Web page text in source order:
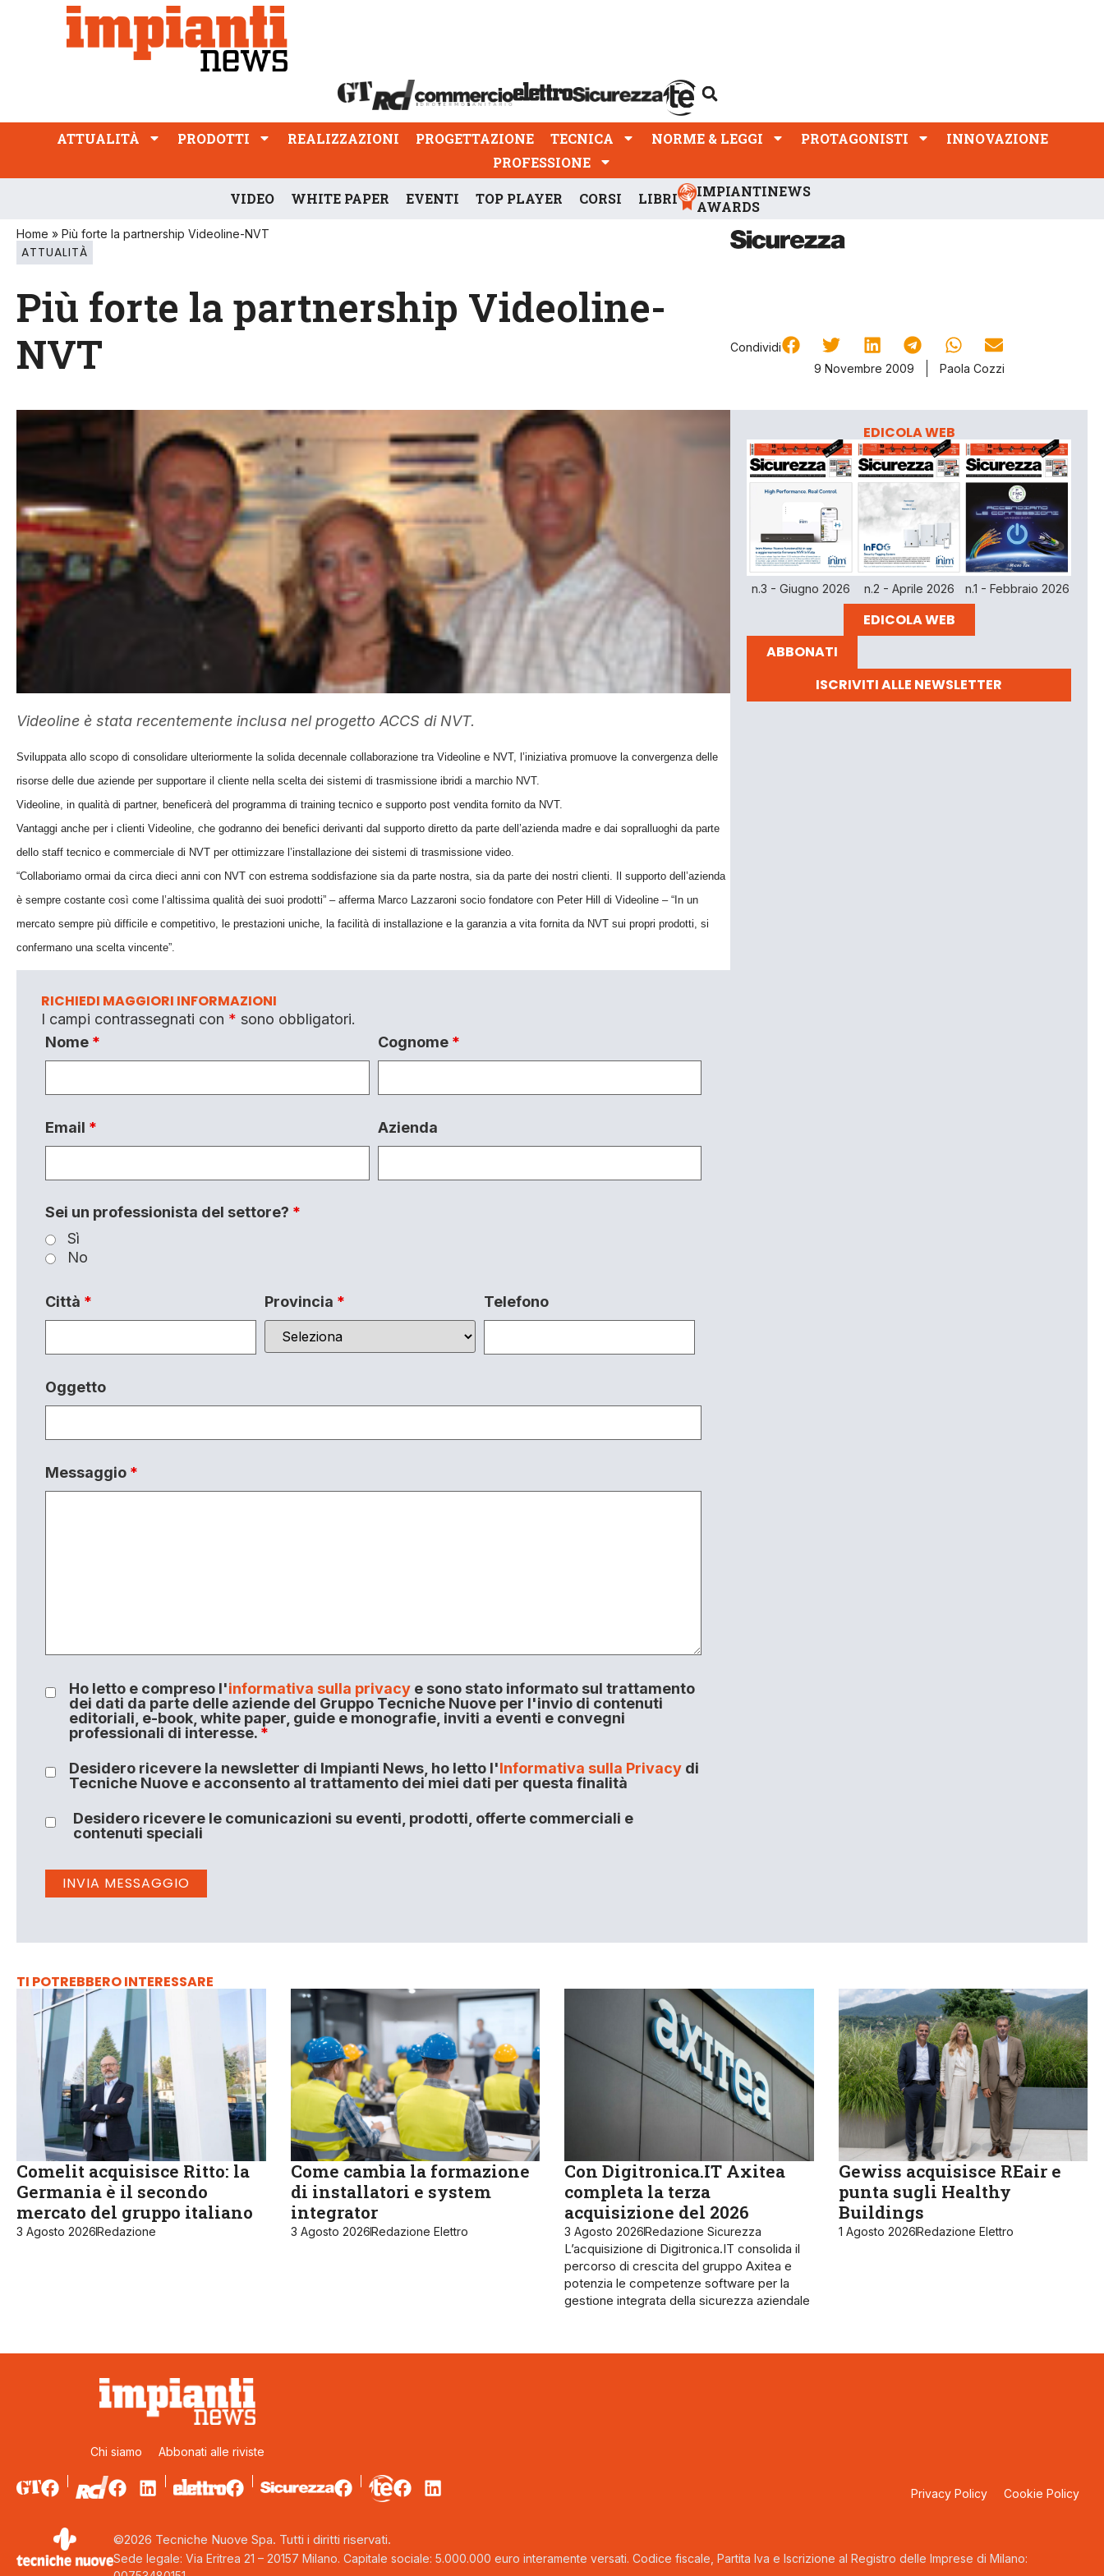
ATTUALITÀ PRODOTTI REALIZZAZIONI
PROFESSIONE
ATTUALITÀ PRODOTTI REALIZZAZIONI PROGETTAZIONE TECNICA NORME & LEGGI PROTAGONISTI
INNOVAZIONE
PROFESSIONE
VIDEO WHITE PAPER EVENTI TOP PLAYER CORSI LIBRI
IMPIANTINEWS
AWARDS
Home » Più forte la partnership Videoline-NVT
ATTUALITÀ
Più forte la partnership Videoline-
NVT
Condividi
9 Novembre 2009
Paola Cozzi
Videoline è stata recentemente inclusa nel progetto ACCS di NVT.
Sviluppata allo scopo di consolidare ulteriormente la solida decennale collaborazione tra Videoline e NVT, l’iniziativa promuove la convergenza delle
risorse delle due aziende per supportare il cliente nella scelta dei sistemi di trasmissione ibridi a marchio NVT.
Videoline, in qualità di partner, beneficerà del programma di training tecnico e supporto post vendita fornito da NVT.
Vantaggi anche per i clienti Videoline, che godranno dei benefici derivanti dal supporto diretto da parte dell’azienda madre e dai sopralluoghi da parte
dello staff tecnico e commerciale di NVT per ottimizzare l’installazione dei sistemi di trasmissione video.
“Collaboriamo ormai da circa dieci anni con NVT con estrema soddisfazione sia da parte nostra, sia da parte dei nostri clienti. Il supporto dell’azienda
è sempre costante così come l’altissima qualità dei suoi prodotti” – afferma Marco Lazzaroni socio fondatore con Peter Hill di Videoline – “In un
mercato sempre più difficile e competitivo, le prestazioni uniche, la facilità di installazione e la garanzia a vita fornita da NVT sui propri prodotti, si
confermano una scelta vincente”.
RICHIEDI MAGGIORI INFORMAZIONI
I campi contrassegnati con * sono obbligatori.
Nome * Cognome *
Email * Azienda
Sei un professionista del settore? *
Sì
No
Città * Provincia * Telefono
Oggetto
Messaggio *
Ho letto e compreso l'informativa sulla privacye sono stato informato sul trattamento
dei dati da parte delle aziende del Gruppo Tecniche Nuove per l'invio di contenuti
editoriali, e-book, white paper, guide e monografie, inviti a eventi e convegni
professionali di interesse. *
Desidero ricevere la newsletter di Impianti News, ho letto l'Informativa sulla Privacydi
Tecniche Nuove e acconsento al trattamento dei miei dati per questa finalità
Desidero ricevere le comunicazioni su eventi, prodotti, offerte commerciali e
contenuti speciali
EDICOLA WEB
n.3 - Giugno 2026 n.2 - Aprile 2026 n.1 - Febbraio 2026
EDICOLA WEB
ABBONATI
ISCRIVITI ALLE NEWSLETTER
TI POTREBBERO INTERESSARE
Comelit acquisisce Ritto: la
Germania è il secondo
mercato del gruppo italiano
3 Agosto 2026Redazione
Come cambia la formazione
di installatori e system
integrator
3 Agosto 2026Redazione Elettro
Con Digitronica.IT Axitea
completa la terza
acquisizione del 2026
3 Agosto 2026Redazione Sicurezza
L’acquisizione di Digitronica.IT consolida il
percorso di crescita del gruppo Axitea e
potenzia le competenze software per la
gestione integrata della sicurezza aziendale
Gewiss acquisisce REair e
punta sugli Healthy
Buildings
1 Agosto 2026Redazione Elettro
Chi siamo Abbonati alle riviste
Privacy Policy Cookie Policy
©2026 Tecniche Nuove Spa. Tutti i diritti riservati.
Sede legale: Via Eritrea 21 – 20157 Milano. Capitale sociale: 5.000.000 euro interamente versati. Codice fiscale, Partita Iva e Iscrizione al Registro delle Imprese di Milano: